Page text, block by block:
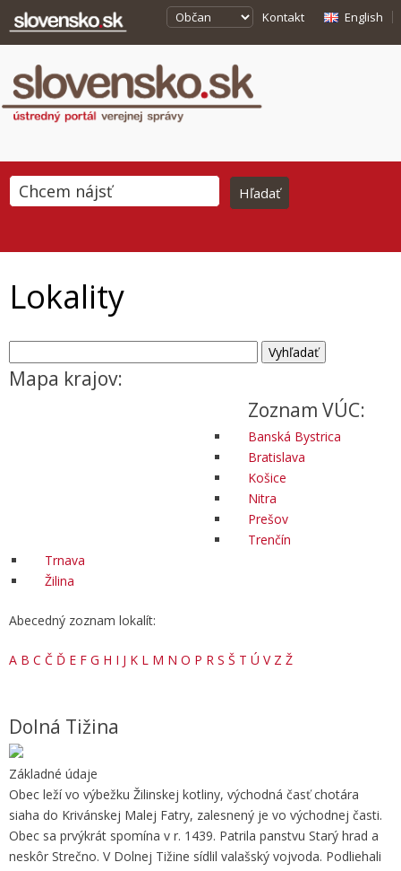
Kontakt English
Lokality
Mapa krajov:
Zoznam VÚC:
Banská Bystrica
Bratislava
Košice
Nitra
Prešov
Trenčín
Trnava
Žilina
Abecedný zoznam lokalít:
A B C Č Ď E F G H I J K L M N O P R S Š T Ú V Z Ž
Dolná Tižina
Základné údaje
Obec leží vo výbežku Žilinskej kotliny, východná časť chotára
siaha do Krivánskej Malej Fatry, zalesnený je vo východnej časti.
Obec sa prvýkrát spomína v r. 1439. Patrila panstvu Starý hrad a
neskôr Strečno. V Dolnej Tižine sídlil valašský vojvoda. Podliehali